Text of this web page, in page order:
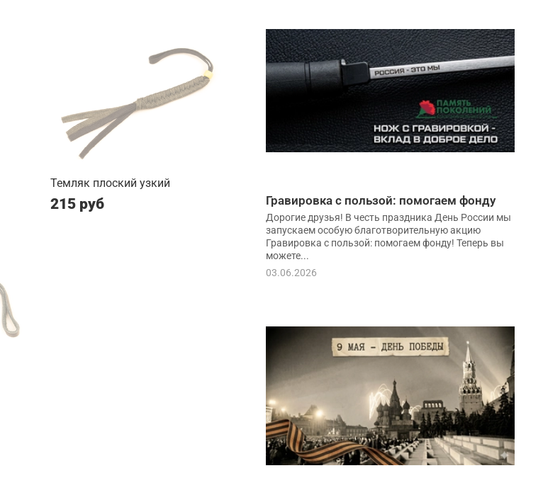
Темляк плоский узкий
215 руб Гравировка с пользой: помогаем фонду
Дорогие друзья! В честь праздника День России мы
запускаем особую благотворительную акцию
Гравировка с пользой: помогаем фонду! Теперь вы
можете...
03.06.2026